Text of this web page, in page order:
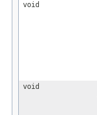
void
void